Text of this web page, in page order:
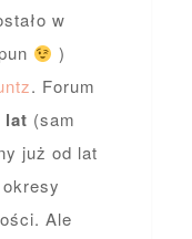
w
)
. Forum
lat (sam
już od lat
Ale